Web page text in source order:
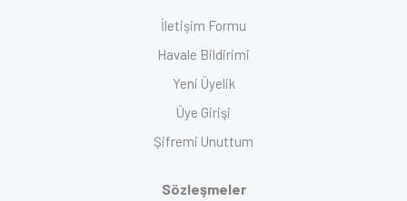
İletişim Formu
Havale Bildirimi
Yeni Üyelik
Üye Girişi
Şifremi Unuttum
Sözleşmeler